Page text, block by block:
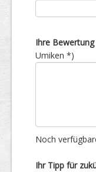
Ihre Bewertung
Umiken *)
Noch
Ihr Tipp für